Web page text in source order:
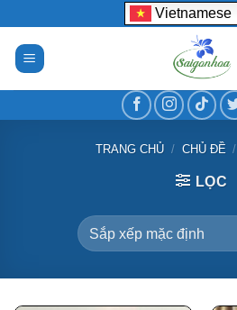
nội
dung
Vietnamese
TRANG CHỦ / CHỦ ĐỀ /
LỌC